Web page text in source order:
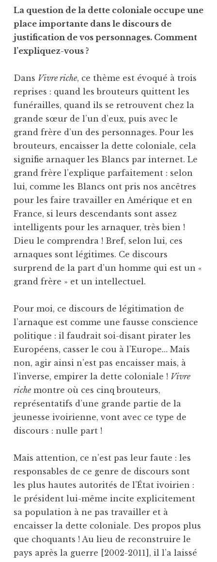
La question de la dette coloniale occupe une
place importante dans le discours de
justification de vos personnages. Comment
l’expliquez-vous ?
Dans Vivre riche, ce thème est évoqué à trois
reprises : quand les brouteurs quittent les
funérailles, quand ils se retrouvent chez la
grande sœur de l’un d’eux, puis avec le
grand frère d’un des personnages. Pour les
brouteurs, encaisser la dette coloniale, cela
signifie arnaquer les Blancs par internet. Le
grand frère l’explique parfaitement : selon
lui, comme les Blancs ont pris nos ancêtres
pour les faire travailler en Amérique et en
France, si leurs descendants sont assez
intelligents pour les arnaquer, très bien !
Dieu le comprendra ! Bref, selon lui, ces
arnaques sont légitimes. Ce discours
surprend de la part d’un homme qui est un «
grand frère » et un intellectuel.
Pour moi, ce discours de légitimation de
l’arnaque est comme une fausse conscience
politique : il faudrait soi-disant pirater les
Européens, casser le cou à l’Europe… Mais
non, agir ainsi n’est pas encaisser mais, à
l’inverse, empirer la dette coloniale ! Vivre
riche montre où ces cinq brouteurs,
représentatifs d’une grande partie de la
jeunesse ivoirienne, vont avec ce type de
discours : nulle part !
Mais attention, ce n’est pas leur faute : les
responsables de ce genre de discours sont
les plus hautes autorités de l’État ivoirien :
le président lui-même incite explicitement
sa population à ne pas travailler et à
encaisser la dette coloniale. Des propos plus
que choquants ! Au lieu de reconstruire le
pays après la guerre [2002-2011], il l’a laissé